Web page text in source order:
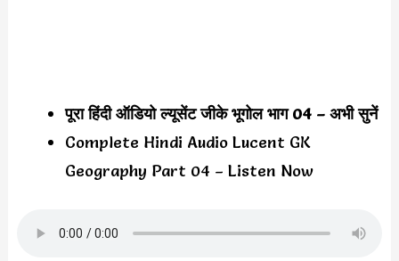
पूरा हिंदी ऑडियो ल्यूसेंट जीके भूगोल भाग 04 – अभी सुनें
Complete Hindi Audio Lucent GK
Geography Part 04 – Listen Now